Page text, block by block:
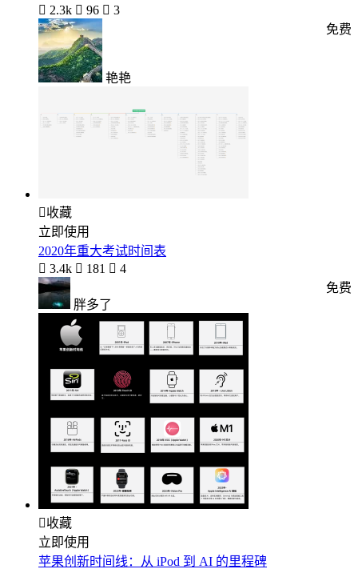
 2.3k  96  3
艳艳
免费
收藏
立即使用
2020年重大考试时间表
 3.4k  181  4
胖多了
免费
收藏
立即使用
苹果创新时间线：从 iPod 到 AI 的里程碑